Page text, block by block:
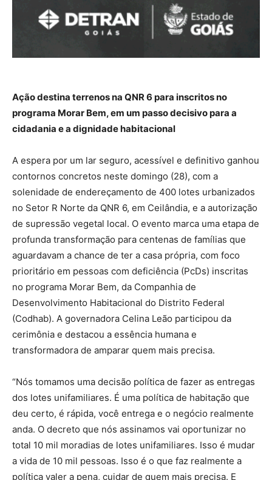
Ação destina terrenos na QNR 6 para inscritos no
programa Morar Bem, em um passo decisivo para a
cidadania e a dignidade habitacional
A espera por um lar seguro, acessível e definitivo ganhou
contornos concretos neste domingo (28), com a
solenidade de endereçamento de 400 lotes urbanizados
no Setor R Norte da QNR 6, em Ceilândia, e a autorização
de supressão vegetal local. O evento marca uma etapa de
profunda transformação para centenas de famílias que
aguardavam a chance de ter a casa própria, com foco
prioritário em pessoas com deficiência (PcDs) inscritas
no programa Morar Bem, da Companhia de
Desenvolvimento Habitacional do Distrito Federal
(Codhab). A governadora Celina Leão participou da
cerimônia e destacou a essência humana e
transformadora de amparar quem mais precisa.
“Nós tomamos uma decisão política de fazer as entregas
dos lotes unifamiliares. É uma política de habitação que
deu certo, é rápida, você entrega e o negócio realmente
anda. O decreto que nós assinamos vai oportunizar no
total 10 mil moradias de lotes unifamiliares. Isso é mudar
a vida de 10 mil pessoas. Isso é o que faz realmente a
política valer a pena, cuidar de quem mais precisa. E